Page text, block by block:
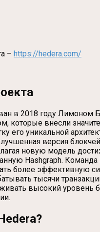
– https://hedera.com/
в 2018 году Лимоном
которые внесли
его уникальной
версия
новую модель
Hashgraph. Команда
более эффективную
тысячи
высокий уровень